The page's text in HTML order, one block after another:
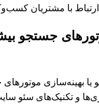
با مشتریان
جستجو
بهینه‌سازی موتورهای
و تکنیک‌های سئو